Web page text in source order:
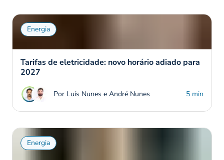
Energia
Tarifas de eletricidade: novo horário adiado para
2027
Por Luís Nunes e André Nunes 5 min
Energia